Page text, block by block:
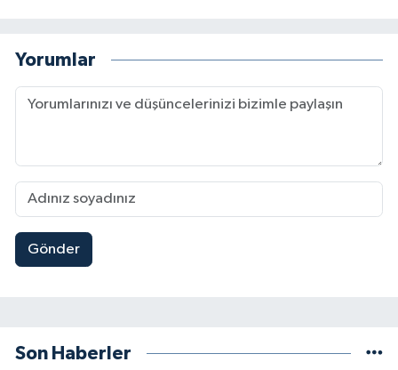
Yorumlar
Gönder
Son Haberler